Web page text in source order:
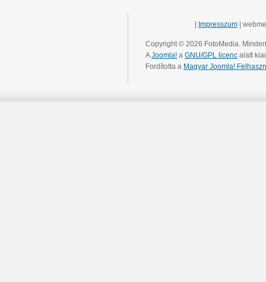
Impresszum |
Copyright © 2026 FotoMedia.
AJoomla! a GNU/GPL licenc alatt
Fordította a Magyar Joomla!